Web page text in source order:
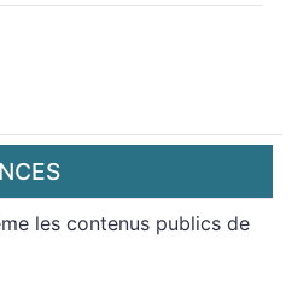
les contenus publics de